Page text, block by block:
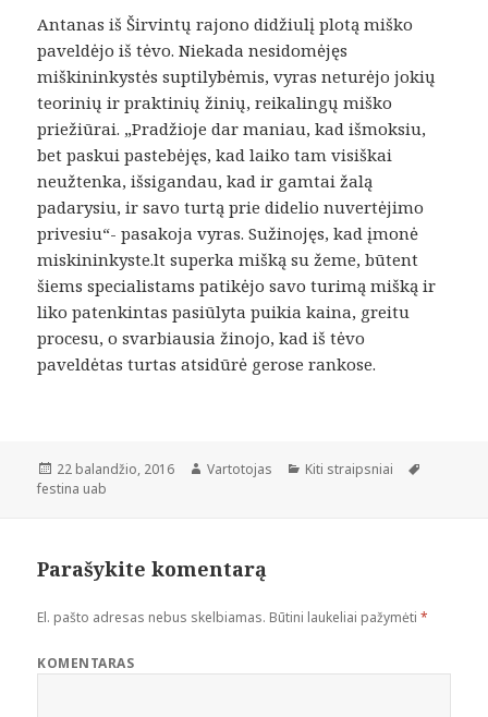
Antanas iš Širvintų rajono didžiulį plotą miško
paveldėjo iš tėvo. Niekada nesidomėjęs
miškininkystės suptilybėmis, vyras neturėjo jokių
teorinių ir praktinių žinių, reikalingų miško
priežiūrai. „Pradžioje dar maniau, kad išmoksiu,
bet paskui pastebėjęs, kad laiko tam visiškai
neužtenka, išsigandau, kad ir gamtai žalą
padarysiu, ir savo turtą prie didelio nuvertėjimo
privesiu“- pasakoja vyras. Sužinojęs, kad įmonė
miskininkyste.lt superka mišką su žeme, būtent
šiems specialistams patikėjo savo turimą mišką ir
liko patenkintas pasiūlyta puikia kaina, greitu
procesu, o svarbiausia žinojo, kad iš tėvo
paveldėtas turtas atsidūrė gerose rankose.
Paskelbta
22 balandžio, 2016 Autorius
Vartotojas Kategorijos
Kiti straipsniai
festina uab
Parašykite komentarą
El. pašto adresas nebus skelbiamas. Būtini laukeliai pažymėti*
KOMENTARAS